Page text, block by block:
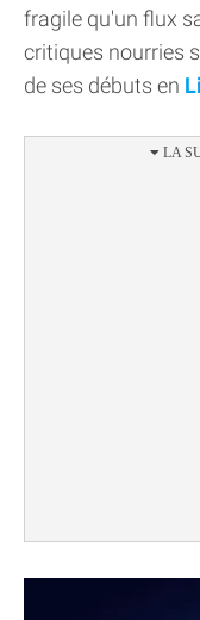
fragile qu'un flux
critiques nourries
de ses débuts en